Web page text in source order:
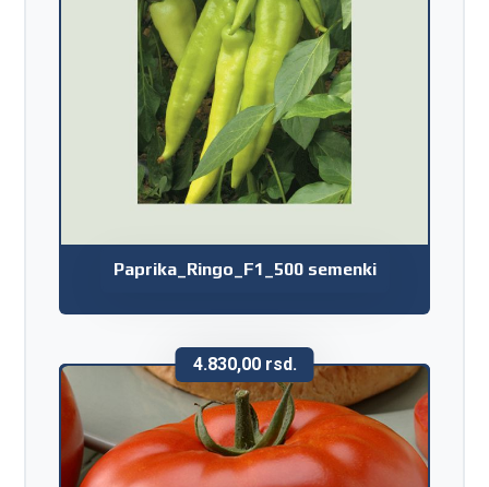
Paprika_Ringo_F1_500 semenki
4.830,00 rsd.